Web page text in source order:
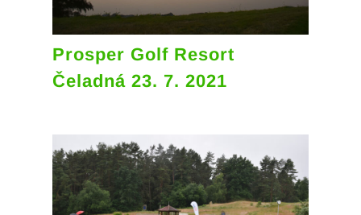
Prosper Golf Resort
Čeladná 23. 7. 2021